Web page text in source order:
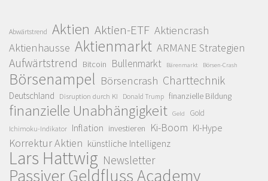
Abwärtstrend Aktien Aktien-ETF Aktiencrash
Aktienhausse Aktienmarkt ARMANE Strategien
Aufwärtstrend Bitcoin Bullenmarkt Bärenmarkt Börsen-Crash
Börsenampel Börsencrash Charttechnik
Deutschland Disruption durch KI Donald Trump finanzielle Bildung
finanzielle Unabhängigkeit Geld Gold
Ichimoku-Indikator Inflation investieren Ki-Boom KI-Hype
Korrektur Aktien künstliche Intelligenz
Lars Hattwig Newsletter
Passiver Geldfluss Academy